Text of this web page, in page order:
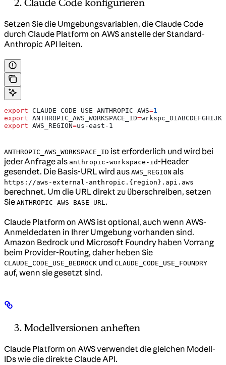
Claude Code konfigurieren
Setzen Sie die Umgebungsvariablen, die Claude Code
durch Claude Platform on AWS anstelle der Standard-
Anthropic API leiten.
export CLAUDE_CODE_USE_ANTHROPIC_AWS=1
export ANTHROPIC_AWS_WORKSPACE_ID=
export AWS_REGION=us-east-1
ANTHROPIC_AWS_WORKSPACE_ID ist erforderlich und wird bei
jeder Anfrage als anthropic-workspace-id-Header
gesendet. Die Basis-URL wird aus AWS_REGION als
https://aws-external-anthropic.{region}.api.aws
berechnet. Um die URL direkt zu überschreiben, setzen
Sie ANTHROPIC_AWS_BASE_URL.
Claude Platform on AWS ist optional, auch wenn AWS-
Anmeldedaten in Ihrer Umgebung vorhanden sind.
Amazon Bedrock und Microsoft Foundry haben Vorrang
beim Provider-Routing, daher heben Sie
CLAUDE_CODE_USE_BEDROCK und CLAUDE_CODE_USE_FOUNDRY
auf, wenn sie gesetzt sind.
Modellversionen anheften
Claude Platform on AWS verwendet die gleichen Modell-
IDs wie die direkte Claude API.